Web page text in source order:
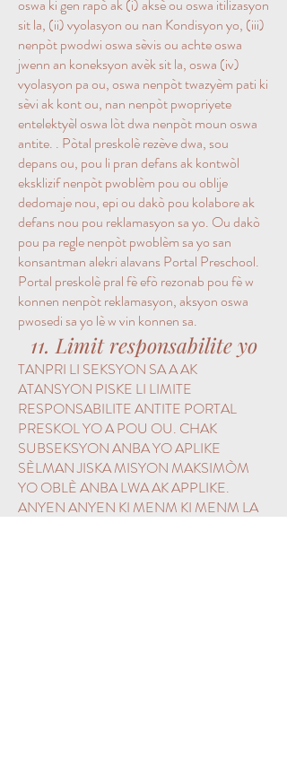
oswa ki gen rapò ak (i) aksè ou oswa itilizasyon
sit la, (ii) vyolasyon ou nan Kondisyon yo, (iii)
nenpòt pwodwi oswa sèvis ou achte oswa
jwenn an koneksyon avèk sit la, oswa (iv)
vyolasyon pa ou, oswa nenpòt twazyèm pati ki
sèvi ak kont ou, nan nenpòt pwopriyete
entelektyèl oswa lòt dwa nenpòt moun oswa
antite. . Pòtal preskolè rezève dwa, sou
depans ou, pou li pran defans ak kontwòl
eksklizif nenpòt pwoblèm pou ou oblije
dedomaje nou, epi ou dakò pou kolabore ak
defans nou pou reklamasyon sa yo. Ou dakò
pou pa regle nenpòt pwoblèm sa yo san
konsantman alekri alavans Portal Preschool.
Portal preskolè pral fè efò rezonab pou fè w
konnen nenpòt reklamasyon, aksyon oswa
pwosedi sa yo lè w vin konnen sa.
11. Limit responsabilite yo
TANPRI LI SEKSYON SA A AK
ATANSYON PISKE LI LIMITE
RESPONSABILITE ANTITE PORTAL
PRESKOL YO A POU OU. CHAK
SUBSEKSYON ANBA YO APLIKE
SÈLMAN JISKA MISYON MAKSIMÒM
YO OBLÈ ANBA LWA AK APPLIKE.
ANYEN ANYEN KI MENM KI MENM LA